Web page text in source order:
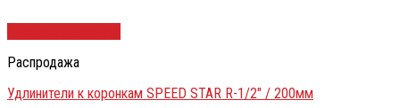
Распродажа
Удлинители к коронкам SPEED STAR R-1/2″ / 200мм